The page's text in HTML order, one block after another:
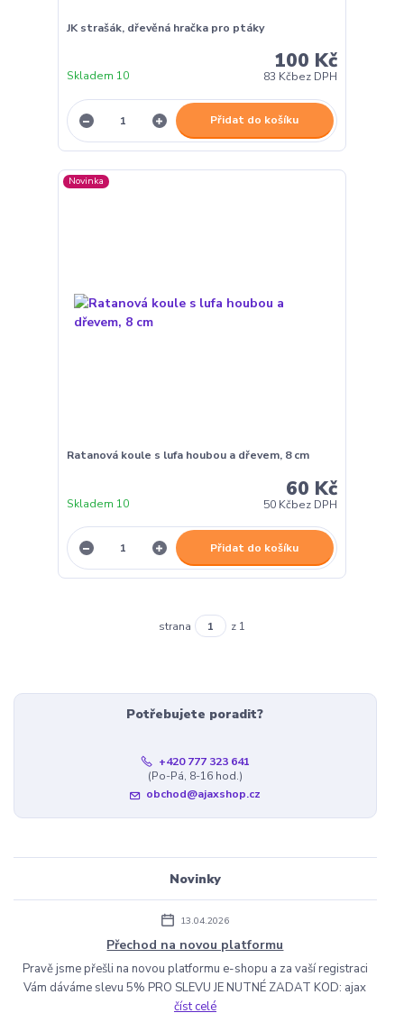
JK strašák, dřevěná hračka pro ptáky
100 Kč
83 Kčbez DPH
Skladem 10
Přidat do košíku
Novinka
Ratanová koule s lufa houbou a dřevem, 8 cm
60 Kč
50 Kčbez DPH
Skladem 10
Přidat do košíku
strana z 1
Potřebujete poradit?
+420 777 323 641
(Po-Pá, 8-16 hod.)
obchod@ajaxshop.cz
Novinky
13.04.2026
Přechod na novou platformu
Pravě jsme přešli na novou platformu e-shopu a za vaší registraci
Vám dáváme slevu 5% PRO SLEVU JE NUTNÉ ZADAT KOD: ajax
číst celé